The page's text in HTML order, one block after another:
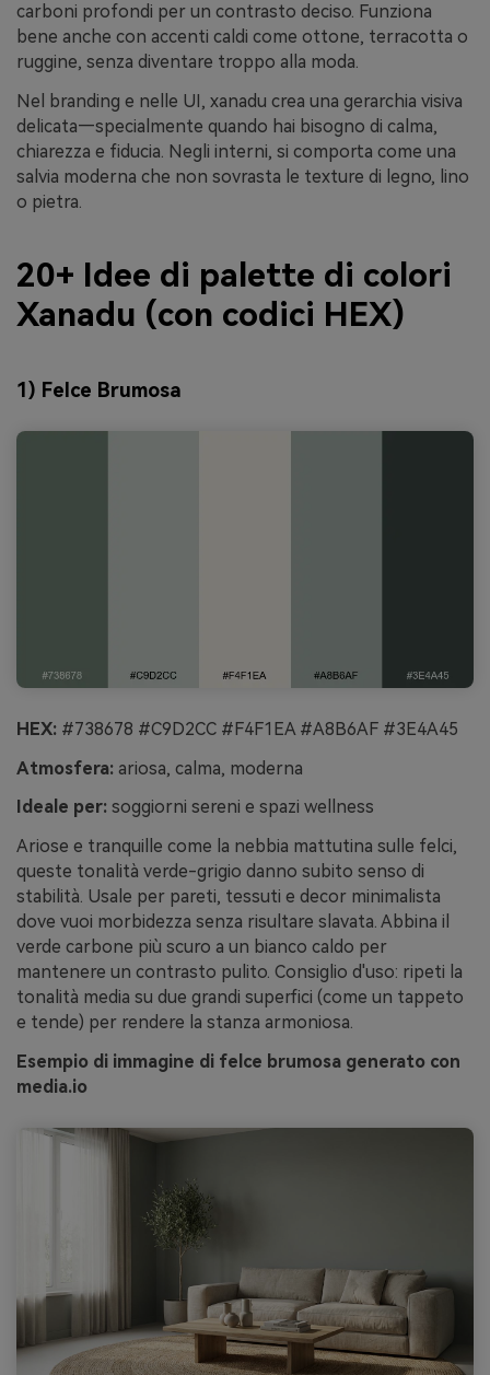
carboni profondi per un contrasto deciso. Funziona
bene anche con accenti caldi come ottone, terracotta o
ruggine, senza diventare troppo alla moda.
Nel branding e nelle UI, xanadu crea una gerarchia visiva
delicata—specialmente quando hai bisogno di calma,
chiarezza e fiducia. Negli interni, si comporta come una
salvia moderna che non sovrasta le texture di legno, lino
o pietra.
20+ Idee di palette di colori
Xanadu (con codici HEX)
1) Felce Brumosa
HEX: #738678 #C9D2CC #F4F1EA #A8B6AF #3E4A45
Atmosfera: ariosa, calma, moderna
Ideale per: soggiorni sereni e spazi wellness
Ariose e tranquille come la nebbia mattutina sulle felci,
queste tonalità verde-grigio danno subito senso di
stabilità. Usale per pareti, tessuti e decor minimalista
dove vuoi morbidezza senza risultare slavata. Abbina il
verde carbone più scuro a un bianco caldo per
mantenere un contrasto pulito. Consiglio d'uso: ripeti la
tonalità media su due grandi superfici (come un tappeto
e tende) per rendere la stanza armoniosa.
Esempio di immagine di felce brumosa generato con
media.io